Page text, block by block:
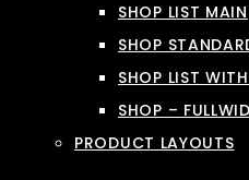
SHOP LIST MAIN
SHOP
SHOP LIST
SHOP –
PRODUCT LAYOUTS